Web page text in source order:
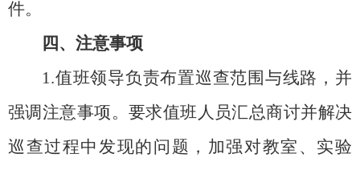
件。
四、 注意事项
1.值班领导负责布置巡查范围与线路，并
强调注意事项。要求值班人员汇总商讨并解决
巡查过程中发现的问题，加强对教室、实验